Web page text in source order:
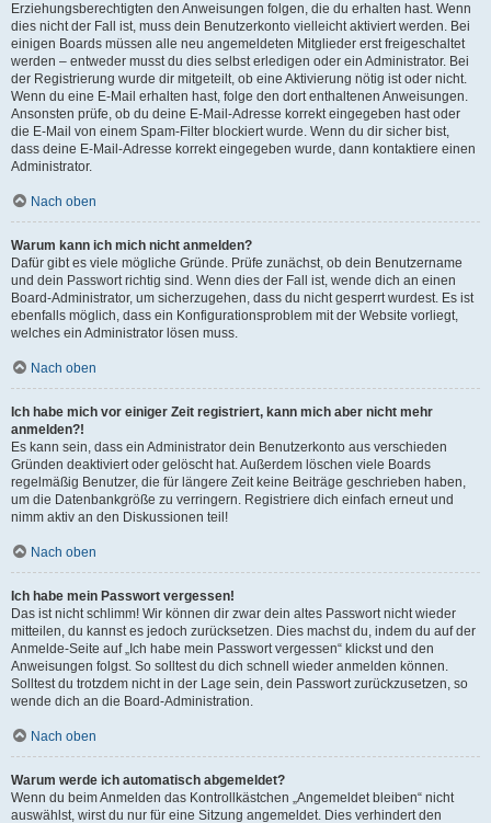
Erziehungsberechtigten den Anweisungen folgen, die du erhalten hast. Wenn
dies nicht der Fall ist, muss dein Benutzerkonto vielleicht aktiviert werden. Bei
einigen Boards müssen alle neu angemeldeten Mitglieder erst freigeschaltet
werden – entweder musst du dies selbst erledigen oder ein Administrator. Bei
der Registrierung wurde dir mitgeteilt, ob eine Aktivierung nötig ist oder nicht.
Wenn du eine E-Mail erhalten hast, folge den dort enthaltenen Anweisungen.
Ansonsten prüfe, ob du deine E-Mail-Adresse korrekt eingegeben hast oder
die E-Mail von einem Spam-Filter blockiert wurde. Wenn du dir sicher bist,
dass deine E-Mail-Adresse korrekt eingegeben wurde, dann kontaktiere einen
Administrator.
Nach oben
Warum kann ich mich nicht anmelden?
Dafür gibt es viele mögliche Gründe. Prüfe zunächst, ob dein Benutzername
und dein Passwort richtig sind. Wenn dies der Fall ist, wende dich an einen
Board-Administrator, um sicherzugehen, dass du nicht gesperrt wurdest. Es ist
ebenfalls möglich, dass ein Konfigurationsproblem mit der Website vorliegt,
welches ein Administrator lösen muss.
Nach oben
Ich habe mich vor einiger Zeit registriert, kann mich aber nicht mehr
anmelden?!
Es kann sein, dass ein Administrator dein Benutzerkonto aus verschieden
Gründen deaktiviert oder gelöscht hat. Außerdem löschen viele Boards
regelmäßig Benutzer, die für längere Zeit keine Beiträge geschrieben haben,
um die Datenbankgröße zu verringern. Registriere dich einfach erneut und
nimm aktiv an den Diskussionen teil!
Nach oben
Ich habe mein Passwort vergessen!
Das ist nicht schlimm! Wir können dir zwar dein altes Passwort nicht wieder
mitteilen, du kannst es jedoch zurücksetzen. Dies machst du, indem du auf der
Anmelde-Seite auf „Ich habe mein Passwort vergessen“ klickst und den
Anweisungen folgst. So solltest du dich schnell wieder anmelden können.
Solltest du trotzdem nicht in der Lage sein, dein Passwort zurückzusetzen, so
wende dich an die Board-Administration.
Nach oben
Warum werde ich automatisch abgemeldet?
Wenn du beim Anmelden das Kontrollkästchen „Angemeldet bleiben“ nicht
auswählst, wirst du nur für eine Sitzung angemeldet. Dies verhindert den